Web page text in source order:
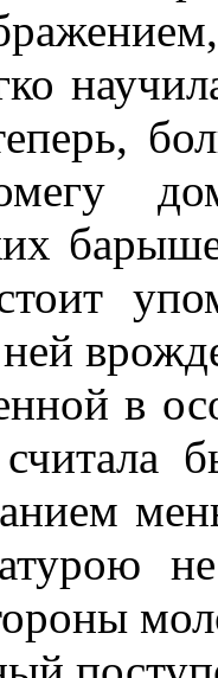
в